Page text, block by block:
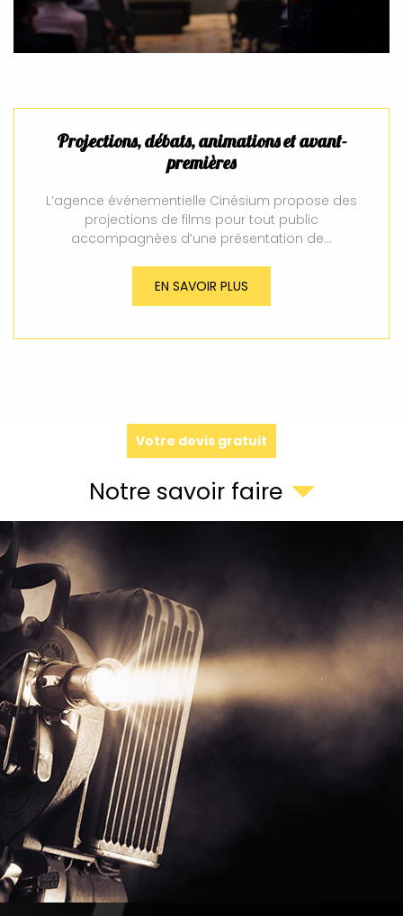
Projections, débats, animations et avant-
premières
L’agence événementielle Cinésium propose des
projections de films pour tout public
accompagnées d’une présentation de…
EN SAVOIR PLUS
Votre devis gratuit
Notre savoir faire